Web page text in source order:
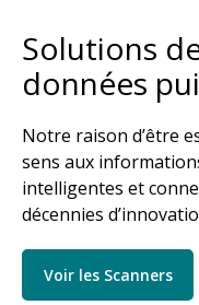
Solutions
données
Notre raison d’être
sens aux
intelligentes et
décennies
Voir les Scanners